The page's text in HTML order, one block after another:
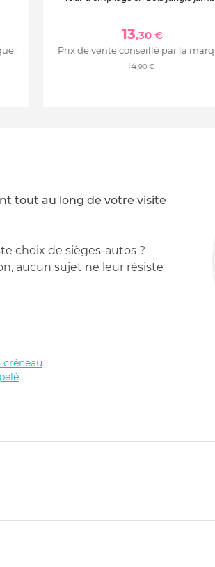
:
13,30 €
Prix de vente conseillé par la
14,90 €
tout au long de votre visite
choix de sièges-autos ?
aucun sujet ne leur résiste
créneau